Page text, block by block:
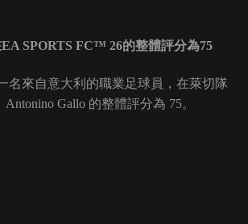
SPORTS FC™ 26的整體評分為75
名來自意大利的職業足球員，在萊切隊
Gallo 的整體評分為 75。